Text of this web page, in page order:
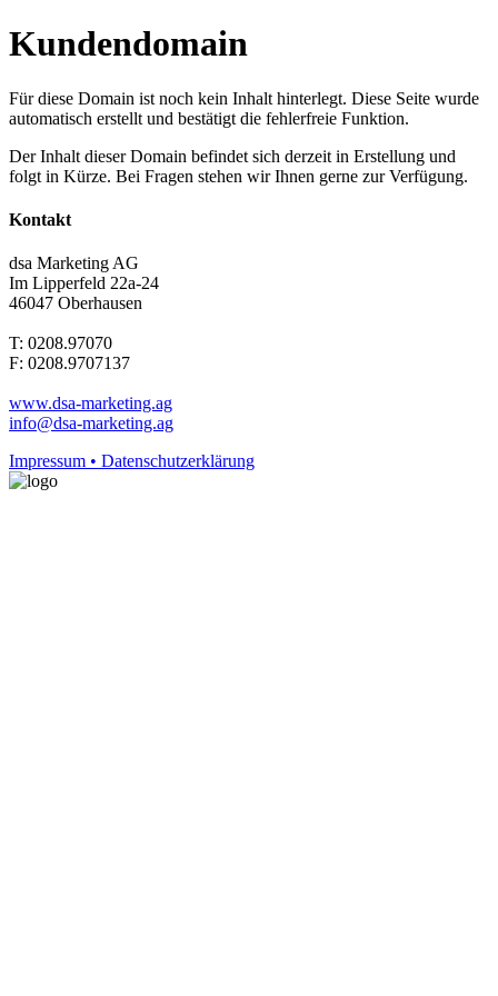
Kundendomain
Für diese Domain ist noch kein Inhalt hinterlegt. Diese Seite wurde
automatisch erstellt und bestätigt die fehlerfreie Funktion.
Der Inhalt dieser Domain befindet sich derzeit in Erstellung und
folgt in Kürze. Bei Fragen stehen wir Ihnen gerne zur Verfügung.
Kontakt
dsa Marketing AG
Im Lipperfeld 22a-24
46047 Oberhausen
T: 0208.97070
F: 0208.9707137
www.dsa-marketing.ag
info@dsa-marketing.ag
Impressum • Datenschutzerklärung